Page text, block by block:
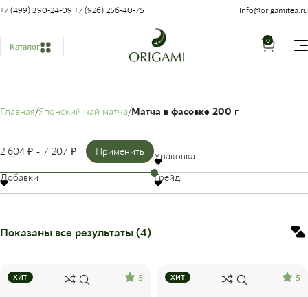
+7 (499) 390-24-09 +7 (926) 256-40-75 Info@origamitea.ru
Каталог
0
Главная Японский чай матча Матча в фасовке 200 г
Показаны все результаты (4)
Применить
2 604 ₽ 7 207 ₽
Упаковка
Добавки
Грейд
ХИТ 5 ХИТ 5